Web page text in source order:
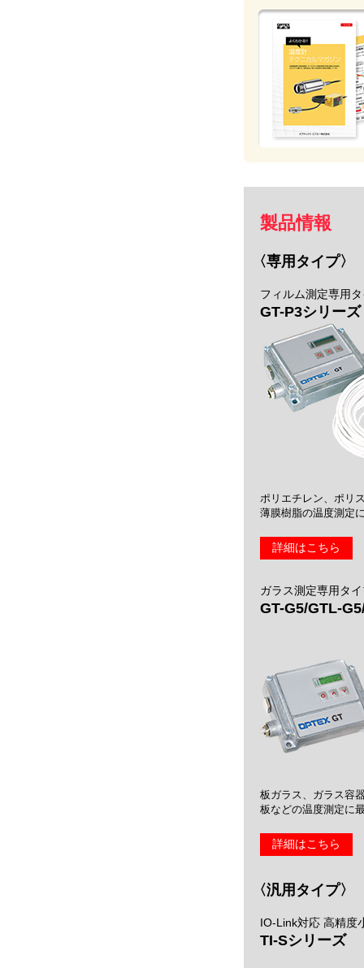
製品情報
〈専用タイプ〉
フィルム測定専用
GT-P3シリーズ
ポリエチレン、ポリ
薄膜樹脂の温度測定
詳細はこちら
ガラス測定専用タ
GT-G5/GTL-
板ガラス、ガラス容
板などの温度測定に
詳細はこちら
〈汎用タイプ〉
IO-Link対応 高精度
TI-Sシリーズ